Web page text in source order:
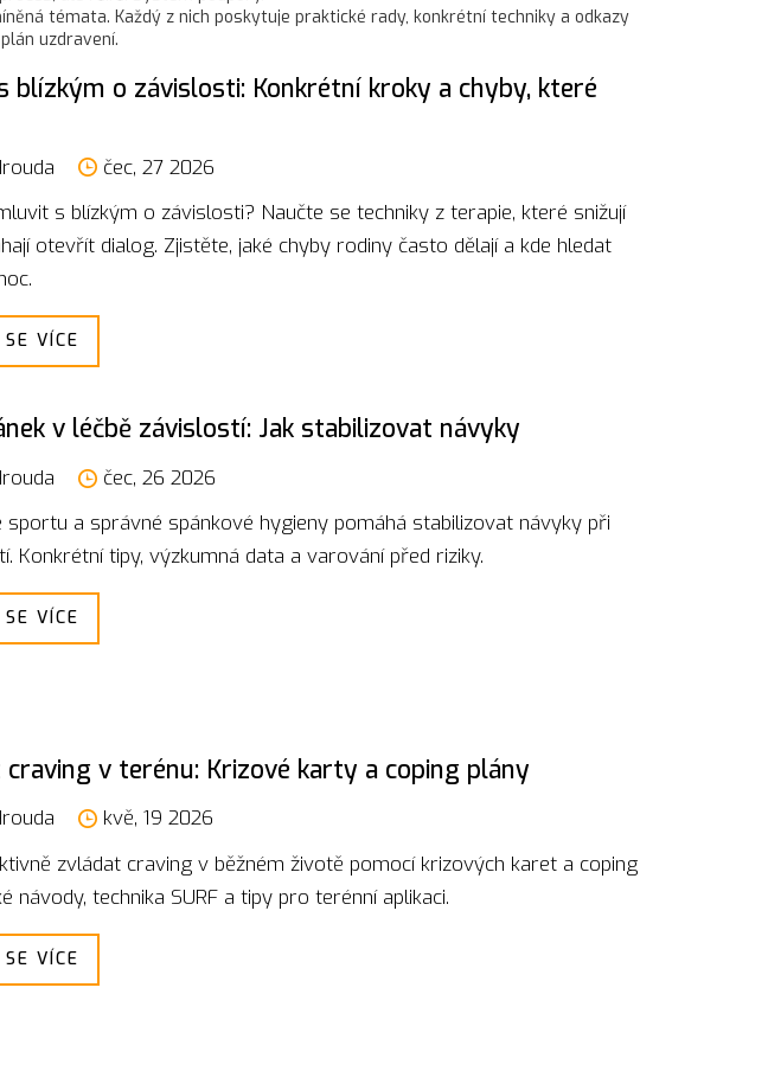
témata. Každý z nich poskytuje praktické rady, konkrétní techniky a odkazy
uzdravení.
blízkým o závislosti: Konkrétní kroky a chyby, které
čec, 27 2026
s blízkým o závislosti? Naučte se techniky z terapie, které snižují
otevřít dialog. Zjistěte, jaké chyby rodiny často dělají a kde hledat
VÍCE
v léčbě závislostí: Jak stabilizovat návyky
čec, 26 2026
sportu a správné spánkové hygieny pomáhá stabilizovat návyky při
Konkrétní tipy, výzkumná data a varování před riziky.
VÍCE
craving v terénu: Krizové karty a coping plány
kvě, 19 2026
zvládat craving v běžném životě pomocí krizových karet a coping
návody, technika SURF a tipy pro terénní aplikaci.
VÍCE